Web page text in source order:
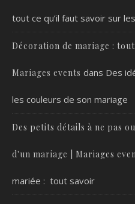
tout ce qu’il faut savoir sur
Décoration de mariage :
Mariages events dans Des
les couleurs de son mariage
Des petits détails à ne pas
d'un mariage | Mariages
mariée : tout savoir